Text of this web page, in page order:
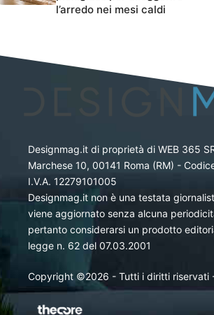
l’arredo nei mesi caldi
Designmag.it di proprietà di WEB 365
Marchese 10, 00141 Roma (RM) -
I.V.A. 12279101005
Designmag.it non è una testata
viene aggiornato senza alcuna
pertanto considerarsi un prodotto
legge n. 62 del 07.03.2001
Copyright ©2026 - Tutti i diritti riservati